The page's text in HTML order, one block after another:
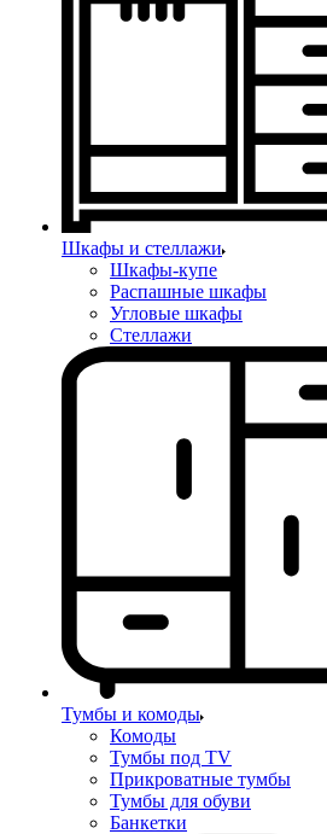
Шкафы и стеллажи
Шкафы-купе
Распашные шкафы
Угловые шкафы
Стеллажи
Тумбы и комоды
Комоды
Тумбы под TV
Прикроватные тумбы
Тумбы для обуви
Банкетки